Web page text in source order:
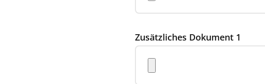
Zusätzliches Dokument 1